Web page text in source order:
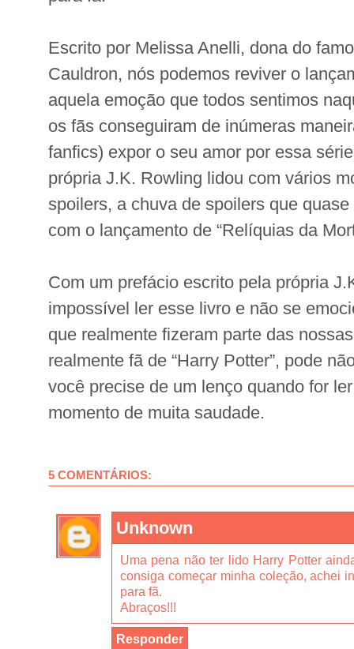
Escrito por Melissa Anelli, dona do
Cauldron, nós podemos reviver o
aquela emoção que todos sentimos
os fãs conseguiram de inúmeras
fanfics) expor o seu amor por essa
própria J.K. Rowling lidou com vários
spoilers, a chuva de spoilers que
com o lançamento de “Relíquias da
Com um prefácio escrito pela própria
impossível ler esse livro e não se
que realmente fizeram parte das
realmente fã de “Harry Potter”, pode
você precise de um lenço quando for
momento de muita saudade.
5 COMENTÁRIOS:
Unknown
Uma pena não ter lido Harry Potter
consiga começar minha coleção, achei
para fã.
Abraços!!!
Responder